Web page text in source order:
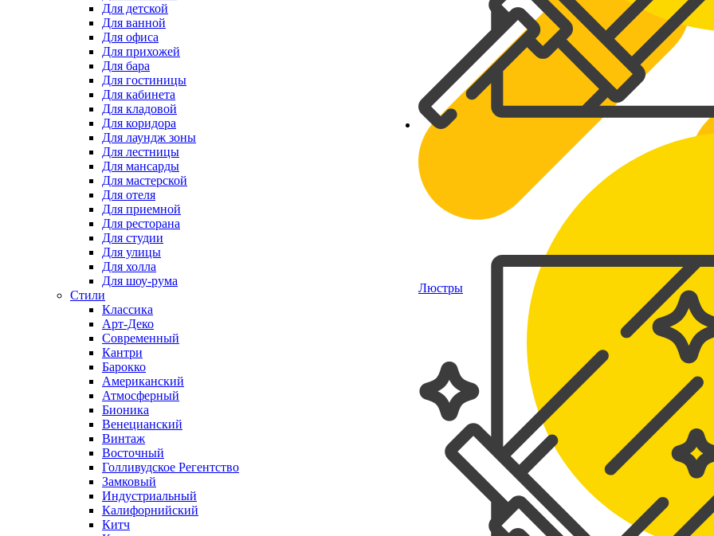
Люстры
Для детской
Для ванной
Для офиса
Для прихожей
Для бара
Для гостиницы
Для кабинета
Для кладовой
Для коридора
Для лаундж зоны
Для лестницы
Для мансарды
Для мастерской
Для отеля
Для приемной
Для ресторана
Для студии
Для улицы
Для холла
Для шоу-рума
Стили
Классика
Арт-Деко
Современный
Кантри
Барокко
Американский
Атмосферный
Бионика
Венецианский
Винтаж
Восточный
Голливудское Регентство
Замковый
Индустриальный
Калифорнийский
Китч